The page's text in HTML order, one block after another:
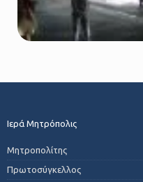
Ιερά Μητρόπολις
Μητροπολίτης
Πρωτοσύγκελλος